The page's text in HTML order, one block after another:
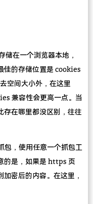
在一个浏览器本地，
佳的存储位置是 cookies
空间大小外，在这里
兼容性会更高一点。当
在哪里都没区别，往往
包，使用任意一个抓包工
的是，如果是 https 页
密后的内容。在这里，